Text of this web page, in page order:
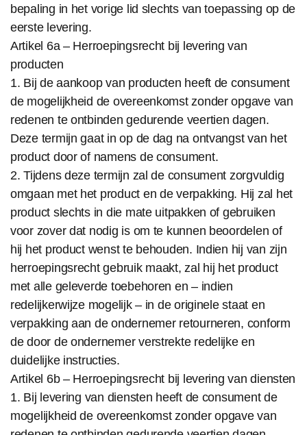
bepaling in het vorige lid slechts van toepassing op de
eerste levering.
Artikel 6a – Herroepingsrecht bij levering van
producten
1. Bij de aankoop van producten heeft de consument
de mogelijkheid de overeenkomst zonder opgave van
redenen te ontbinden gedurende veertien dagen.
Deze termijn gaat in op de dag na ontvangst van het
product door of namens de consument.
2. Tijdens deze termijn zal de consument zorgvuldig
omgaan met het product en de verpakking. Hij zal het
product slechts in die mate uitpakken of gebruiken
voor zover dat nodig is om te kunnen beoordelen of
hij het product wenst te behouden. Indien hij van zijn
herroepingsrecht gebruik maakt, zal hij het product
met alle geleverde toebehoren en – indien
redelijkerwijze mogelijk – in de originele staat en
verpakking aan de ondernemer retourneren, conform
de door de ondernemer verstrekte redelijke en
duidelijke instructies.
Artikel 6b – Herroepingsrecht bij levering van diensten
1. Bij levering van diensten heeft de consument de
mogelijkheid de overeenkomst zonder opgave van